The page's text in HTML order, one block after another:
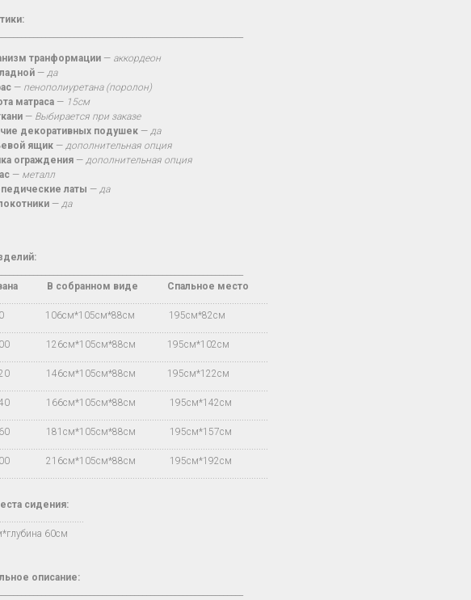
транформации — аккордеон
— да
— пенополиуретана (поролон)
матраса — 15см
— Выбирается при заказе
декоративных подушек — да
ящик — дополнительная опция
ограждения — дополнительная опция
— металл
латы — да
— да
В собранном виде Спальное место
80 106см*105см*88см 195см*82см
100 126см*105см*88см 195см*102см
120 146см*105см*88см 195см*122см
140 166см*105см*88см 195см*142см
160 181см*105см*88см 195см*157см
200 216см*105см*88см 195см*192см
сидения:
60см
описание: